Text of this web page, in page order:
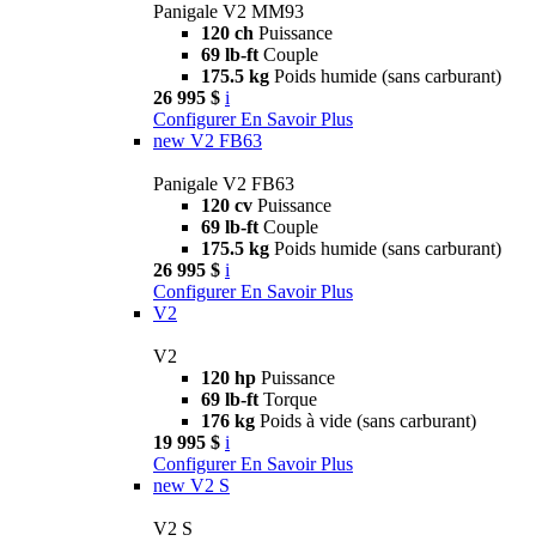
Panigale V2 MM93
120 ch Puissance
69 lb-ft Couple
175.5 kg Poids humide (sans carburant)
26 995 $ i
Configurer En Savoir Plus
new V2 FB63
Panigale V2 FB63
120 cv Puissance
69 lb-ft Couple
175.5 kg Poids humide (sans carburant)
26 995 $ i
Configurer En Savoir Plus
V2
V2
120 hp Puissance
69 lb-ft Torque
176 kg Poids à vide (sans carburant)
19 995 $ i
Configurer En Savoir Plus
new V2 S
V2 S